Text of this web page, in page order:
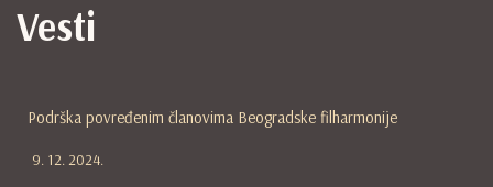
Vesti
Podrška povređenim članovima Beogradske filharmonije
9. 12. 2024.